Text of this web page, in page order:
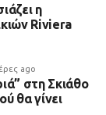
η
Riviera
ago
στη Σκιάθο
θα γίνει